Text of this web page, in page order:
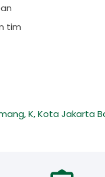
tim
K, Kota